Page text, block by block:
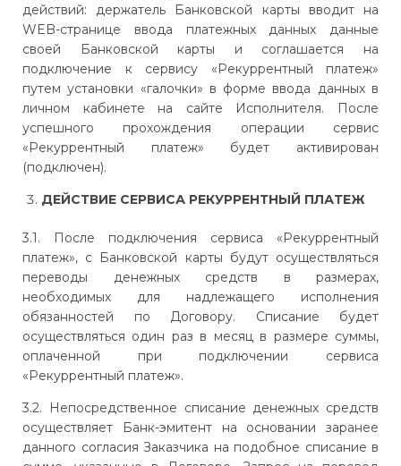
действий: держатель Банковской карты вводит на
WEB-странице ввода платежных данных данные
своей Банковской карты и соглашается на
подключение к сервису «Рекуррентный платеж»
путем установки «галочки» в форме ввода данных в
личном кабинете на сайте Исполнителя. После
успешного прохождения операции сервис
«Рекуррентный платеж» будет активирован
(подключен).
ДЕЙСТВИЕ СЕРВИСА РЕКУРРЕНТНЫЙ ПЛАТЕЖ
3.1. После подключения сервиса «Рекуррентный
платеж», с Банковской карты будут осуществляться
переводы денежных средств в размерах,
необходимых для надлежащего исполнения
обязанностей по Договору. Списание будет
осуществляться один раз в месяц в размере суммы,
оплаченной при подключении сервиса
«Рекуррентный платеж».
3.2. Непосредственное списание денежных средств
осуществляет Банк-эмитент на основании заранее
данного согласия Заказчика на подобное списание в